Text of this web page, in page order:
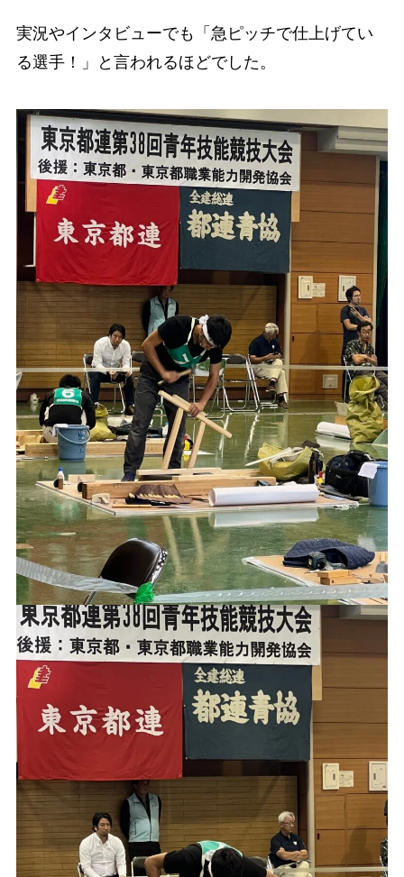
実況やインタビューでも「急ピッチで仕上げてい
る選手！」と言われるほどでした。